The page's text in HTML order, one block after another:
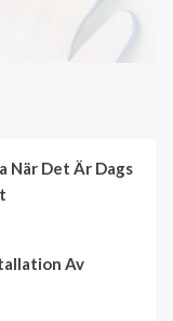
När Det Är Dags
Av